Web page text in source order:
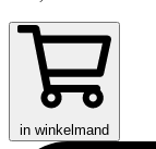
in winkelmand